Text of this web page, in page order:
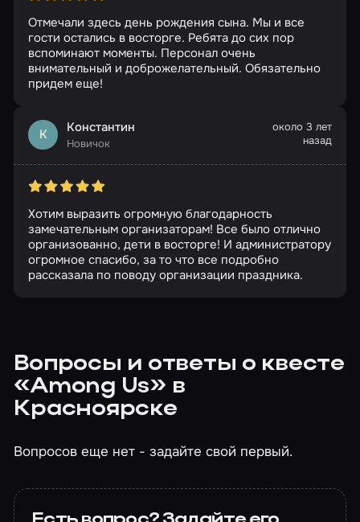
Отмечали здесь день рождения сына. Мы и все
гости остались в восторге. Ребята до сих пор
вспоминают моменты. Персонал очень
внимательный и доброжелательный. Обязательно
придем еще!
К Константин
Новичок
около 3 лет
назад
Хотим выразить огромную благодарность
замечательным организаторам! Все было отлично
организованно, дети в восторге! И администратору
огромное спасибо, за то что все подробно
рассказала по поводу организации праздника.
Вопросы и ответы о квесте
«Among Us» в
Красноярске
Вопросов еще нет - задайте свой первый.